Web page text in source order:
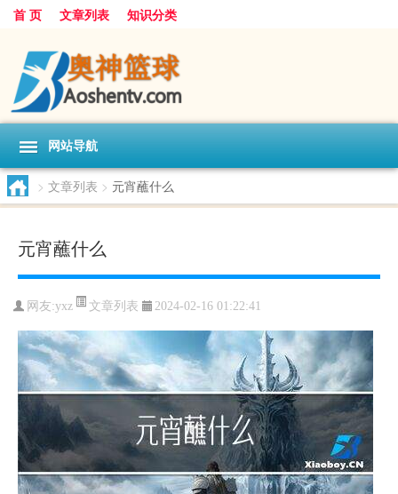
首 页 文章列表 知识分类
网站导航
> 文章列表 > 元宵蘸什么
元宵蘸什么
网友:yxz 文章列表 2024-02-16 01:22:41